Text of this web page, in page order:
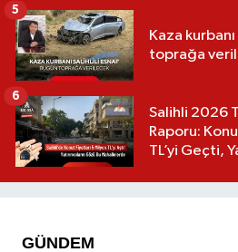
Kaza
toprağa
5
Salihli 2026
Raporu:
TL’yi Geçti,
6